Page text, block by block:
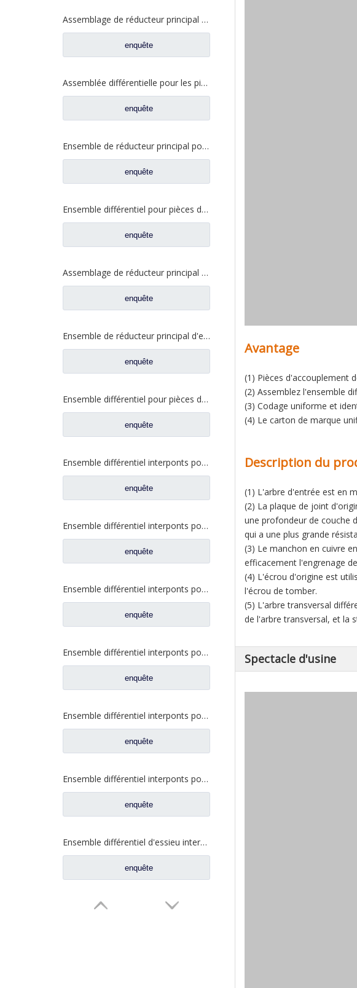
Assemblage de réducteur principal d'essieu arrière pour pièces de rechange de camion Foton Auman JY2402R782-010-FT2 R2402R782-010FT2A1383
enquête
Assemblée différentielle pour les pièces de rechange QT440SH0-2510050 de camion d'Auman Qingte 440 QT440
enquête
Ensemble de réducteur principal pour pièces de rechange de camion Foton Auman HFF2502200CK2MC
enquête
Ensemble différentiel pour pièces de rechange de camion Fuhua 2510ZHS01-410
enquête
Assemblage de réducteur principal Alxe arrière pour Shacman Delong X3000 nouveau M3000 HDZ425 pièces de rechange de camion DCZ125319326010
enquête
Ensemble de réducteur principal d'essieu intermédiaire pour pièces de camion Shacman Delong
enquête
Ensemble différentiel pour pièces de rechange de camion Dongfeng 2510ZHS01-410
enquête
Ensemble différentiel interponts pour Prats de rechange de camion Faw Jiefang A6E 2507057-A6E/A
enquête
Ensemble différentiel interponts pour Prats de rechange de camion Faw Jiefang 2507057-A4C
enquête
Ensemble différentiel interponts pour Prats W2502107D04A de rechange de camion de Faw Jiefang
enquête
Ensemble différentiel interponts pour Prats de rechange de camion Faw Jiefang 2507055-K5H
enquête
Ensemble différentiel interponts pour Prats de rechange de camion Faw Jiefang A0E 2507055-K5H
enquête
Ensemble différentiel interponts pour Prats de rechange de camion Faw Jiefang A0E 2507057-A6T
enquête
Ensemble différentiel d'essieu intermédiaire pour Prats de rechange de camion Dongfeng 460 2502ZAS01-415-ZC
enquête
Avantage
(1) Pièces d'accouplement
(2) Assemblez l'ensemble
(3) Codage uniforme et
(4) Le carton de marque
Description du
(1) L'arbre d'entrée est en
(2) La plaque de joint
une profondeur de couche
qui a une plus grande
(3) Le manchon en cuivre
efficacement l'engrenage
(4) L'écrou d'origine est
l'écrou de tomber.
(5) L'arbre transversal
de l'arbre transversal, et la
Spectacle d'usine